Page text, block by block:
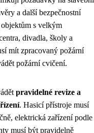
a další bezpečnostní
s velkým
divadla, školy a
mít zpracovaný požární
požární cvičení.
pravidelné revize a
. Hasicí přístroje musí
elektrická zařízení podle
musí být pravidelně